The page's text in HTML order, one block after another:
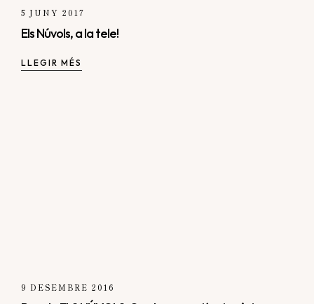
5 JUNY 2017
Els Núvols, a la tele!
LLEGIR MÉS
9 DESEMBRE 2016